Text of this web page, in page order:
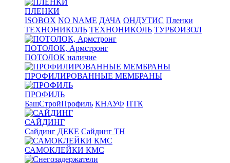
ПЛЕНКИ
ISOBOX NO NAME ДАЧА ОНДУТИС Пленки
ТЕХНОНИКОЛЬ ТЕХНОНИКОЛЬ ТУРБОИЗОЛ
ПОТОЛОК, Армстронг
ПОТОЛОК наличие
ПРОФИЛИРОВАННЫЕ МЕМБРАНЫ
ПРОФИЛЬ
БашСтройПрофиль КНАУФ ПТК
САЙДИНГ
Сайдинг ДЕКЕ Сайдинг ТН
САМОКЛЕЙКИ КМС